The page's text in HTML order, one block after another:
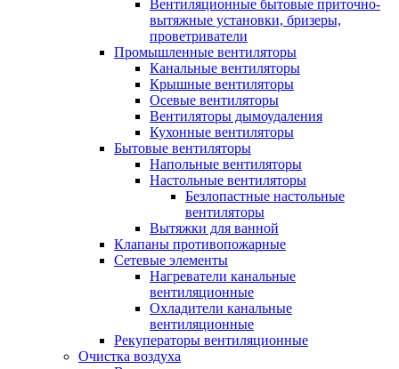
Вентиляционные бытовые приточно-
вытяжные установки, бризеры,
проветриватели
Промышленные вентиляторы
Канальные вентиляторы
Крышные вентиляторы
Осевые вентиляторы
Вентиляторы дымоудаления
Кухонные вентиляторы
Бытовые вентиляторы
Напольные вентиляторы
Настольные вентиляторы
Безлопастные настольные
вентиляторы
Вытяжки для ванной
Клапаны противопожарные
Сетевые элементы
Нагреватели канальные
вентиляционные
Охладители канальные
вентиляционные
Рекуператоры вентиляционные
Очистка воздуха